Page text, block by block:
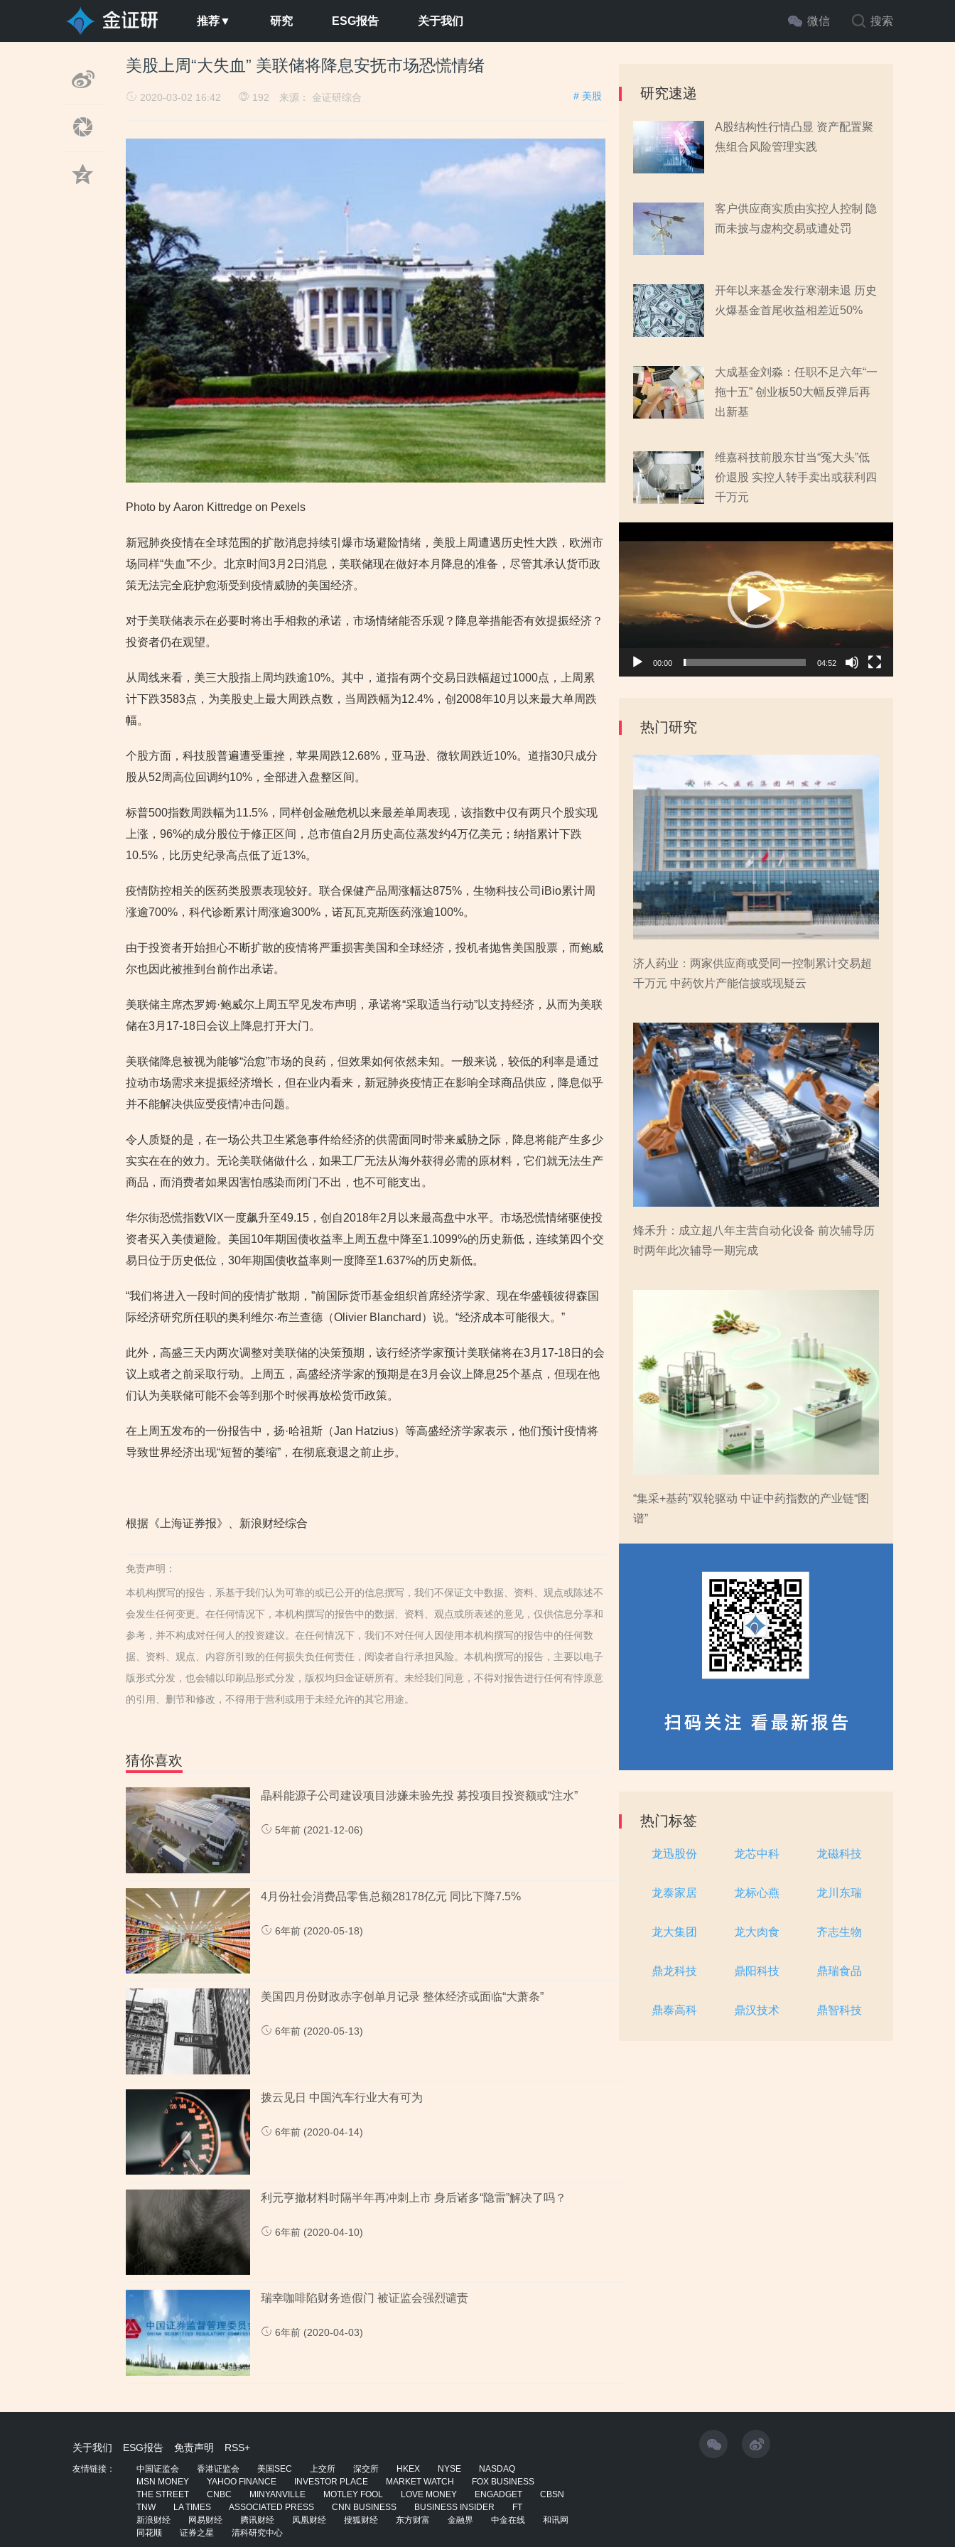
推荐▼ 研究 ESG报告 关于我们 微信 搜索
美股上周“大失血” 美联储将降息安抚市场恐慌情绪
# 美股
2020-03-02 16:42 192 来源： 金证研综合
Photo by Aaron Kittredge on Pexels
新冠肺炎疫情在全球范围的扩散消息持续引爆市场避险情绪，美股上周遭遇历史性大跌，欧洲市
场同样“失血”不少。北京时间3月2日消息，美联储现在做好本月降息的准备，尽管其承认货币政
策无法完全庇护愈渐受到疫情威胁的美国经济。
对于美联储表示在必要时将出手相救的承诺，市场情绪能否乐观？降息举措能否有效提振经济？
投资者仍在观望。
从周线来看，美三大股指上周均跌逾10%。其中，道指有两个交易日跌幅超过1000点，上周累
计下跌3583点，为美股史上最大周跌点数，当周跌幅为12.4%，创2008年10月以来最大单周跌
幅。
个股方面，科技股普遍遭受重挫，苹果周跌12.68%，亚马逊、微软周跌近10%。道指30只成分
股从52周高位回调约10%，全部进入盘整区间。
标普500指数周跌幅为11.5%，同样创金融危机以来最差单周表现，该指数中仅有两只个股实现
上涨，96%的成分股位于修正区间，总市值自2月历史高位蒸发约4万亿美元；纳指累计下跌
10.5%，比历史纪录高点低了近13%。
疫情防控相关的医药类股票表现较好。联合保健产品周涨幅达875%，生物科技公司iBio累计周
涨逾700%，科代诊断累计周涨逾300%，诺瓦瓦克斯医药涨逾100%。
由于投资者开始担心不断扩散的疫情将严重损害美国和全球经济，投机者抛售美国股票，而鲍威
尔也因此被推到台前作出承诺。
美联储主席杰罗姆·鲍威尔上周五罕见发布声明，承诺将“采取适当行动”以支持经济，从而为美联
储在3月17-18日会议上降息打开大门。
美联储降息被视为能够“治愈”市场的良药，但效果如何依然未知。一般来说，较低的利率是通过
拉动市场需求来提振经济增长，但在业内看来，新冠肺炎疫情正在影响全球商品供应，降息似乎
并不能解决供应受疫情冲击问题。
令人质疑的是，在一场公共卫生紧急事件给经济的供需面同时带来威胁之际，降息将能产生多少
实实在在的效力。无论美联储做什么，如果工厂无法从海外获得必需的原材料，它们就无法生产
商品，而消费者如果因害怕感染而闭门不出，也不可能支出。
华尔街恐慌指数VIX一度飙升至49.15，创自2018年2月以来最高盘中水平。市场恐慌情绪驱使投
资者买入美债避险。美国10年期国债收益率上周五盘中降至1.1099%的历史新低，连续第四个交
易日位于历史低位，30年期国债收益率则一度降至1.637%的历史新低。
“我们将进入一段时间的疫情扩散期，”前国际货币基金组织首席经济学家、现在华盛顿彼得森国
际经济研究所任职的奥利维尔·布兰查德（Olivier Blanchard）说。“经济成本可能很大。”
此外，高盛三天内两次调整对美联储的决策预期，该行经济学家预计美联储将在3月17-18日的会
议上或者之前采取行动。上周五，高盛经济学家的预期是在3月会议上降息25个基点，但现在他
们认为美联储可能不会等到那个时候再放松货币政策。
在上周五发布的一份报告中，扬·哈祖斯（Jan Hatzius）等高盛经济学家表示，他们预计疫情将
导致世界经济出现“短暂的萎缩”，在彻底衰退之前止步。
根据《上海证券报》、新浪财经综合
免责声明：
本机构撰写的报告，系基于我们认为可靠的或已公开的信息撰写，我们不保证文中数据、资料、观点或陈述不
会发生任何变更。在任何情况下，本机构撰写的报告中的数据、资料、观点或所表述的意见，仅供信息分享和
参考，并不构成对任何人的投资建议。在任何情况下，我们不对任何人因使用本机构撰写的报告中的任何数
据、资料、观点、内容所引致的任何损失负任何责任，阅读者自行承担风险。本机构撰写的报告，主要以电子
版形式分发，也会辅以印刷品形式分发，版权均归金证研所有。未经我们同意，不得对报告进行任何有悖原意
的引用、删节和修改，不得用于营利或用于未经允许的其它用途。
猜你喜欢
晶科能源子公司建设项目涉嫌未验先投 募投项目投资额或“注水”
5年前 (2021-12-06)
4月份社会消费品零售总额28178亿元 同比下降7.5%
6年前 (2020-05-18)
美国四月份财政赤字创单月记录 整体经济或面临“大萧条”
6年前 (2020-05-13)
拨云见日 中国汽车行业大有可为
6年前 (2020-04-14)
利元亨撤材料时隔半年再冲刺上市 身后诸多“隐雷”解决了吗？
6年前 (2020-04-10)
瑞幸咖啡陷财务造假门 被证监会强烈谴责
6年前 (2020-04-03)
研究速递
A股结构性行情凸显 资产配置聚
焦组合风险管理实践
客户供应商实质由实控人控制 隐
而未披与虚构交易或遭处罚
开年以来基金发行寒潮未退 历史
火爆基金首尾收益相差近50%
大成基金刘淼：任职不足六年“一
拖十五” 创业板50大幅反弹后再
出新基
维嘉科技前股东甘当“冤大头”低
价退股 实控人转手卖出或获利四
千万元
频
放
器
00:00 04:52
热门研究
济人药业：两家供应商或受同一控制累计交易超
千万元 中药饮片产能信披或现疑云
烽禾升：成立超八年主营自动化设备 前次辅导历
时两年此次辅导一期完成
“集采+基药”双轮驱动 中证中药指数的产业链“图
谱”
热门标签
龙迅股份 龙芯中科 龙磁科技
龙泰家居 龙标心燕 龙川东瑞
龙大集团 龙大肉食 齐志生物
鼎龙科技 鼎阳科技 鼎瑞食品
鼎泰高科 鼎汉技术 鼎智科技
关于我们 ESG报告 免责声明 RSS+
友情链接： 中国证监会 香港证监会 美国SEC 上交所 深交所 HKEX NYSE
NASDAQ
MSN MONEY
YAHOO FINANCE INVESTOR PLACE MARKET WATCH
FOX BUSINESS
THE STREET
CNBC MINYANVILLE MOTLEY FOOL LOVE MONEY ENGADGET
CBSN
TNW
LA TIMES ASSOCIATED PRESS CNN BUSINESS BUSINESS INSIDER
FT
新浪财经
网易财经 腾讯财经 凤凰财经 搜狐财经 东方财富 金融界 中金在线
和讯网
同花顺
证券之星 清科研究中心